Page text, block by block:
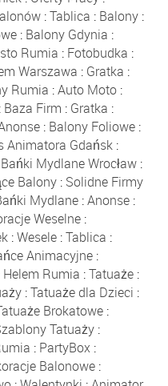
:Tablica : Balony:
: Balony Gdynia :
Rumia : Fotobudka :
Warszawa : Gratka :
Rumia :Auto Moto :
: Baza Firm : Gratka :
: Balony Foliowe :
Animatora Gdańsk :
Bańki Mydlane Wrocław:
Balony: Solidne Firmy
Mydlane:Anonse:
Weselne :
:Wesele:Tablica :
Animacyjne :
Rumia :Tatuaże:
:Tatuaże dla Dzieci :
Brokatowe:
Tatuaży :
: PartyBox:
Balonowe :